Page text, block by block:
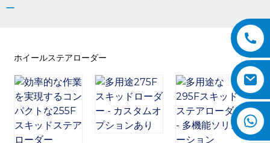
ー
ホイールステアローダー